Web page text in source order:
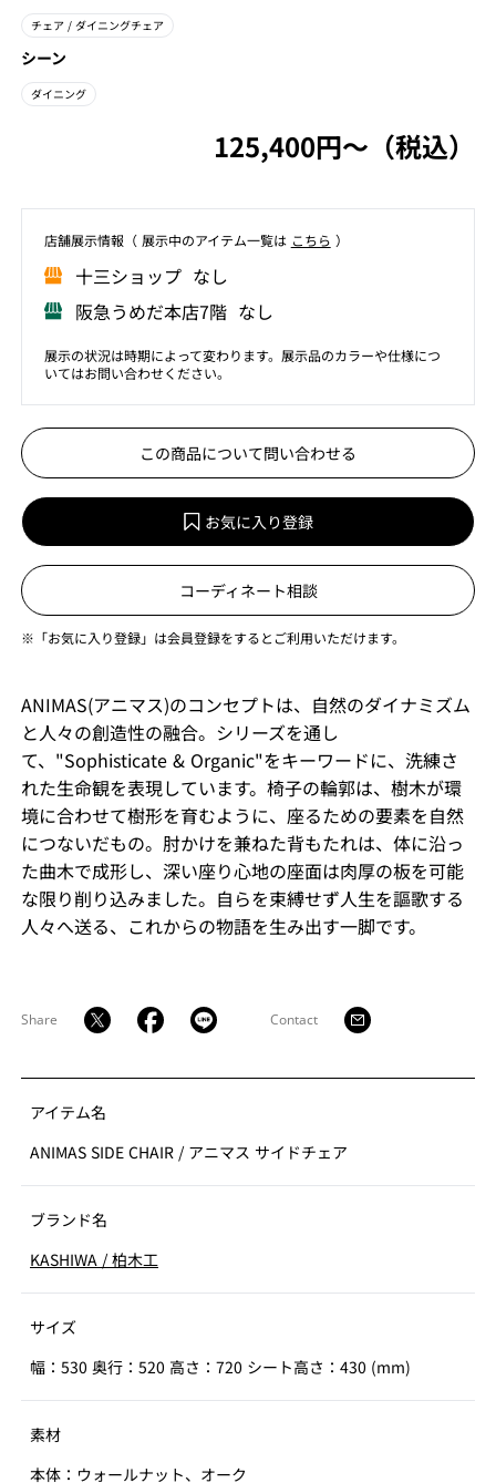
チェア / ダイニングチェア
シーン
ダイニング
125,400円〜（税込）
店舗展⽰情報（ 展⽰中のアイテム⼀覧は こちら ）
⼗三ショップ なし
阪急うめだ本店7階 なし
展示の状況は時期によって変わります。展示品のカラーや仕様につ
いてはお問い合わせください。
この商品について問い合わせる
お気に入り登録
コーディネート相談
※「お気に入り登録」は会員登録をするとご利用いただけます。
ANIMAS(アニマス)のコンセプトは、自然のダイナミズム
と人々の創造性の融合。シリーズを通し
て、"Sophisticate & Organic"をキーワードに、洗練さ
れた生命観を表現しています。椅子の輪郭は、樹木が環
境に合わせて樹形を育むように、座るための要素を自然
につないだもの。肘かけを兼ねた背もたれは、体に沿っ
た曲木で成形し、深い座り心地の座面は肉厚の板を可能
な限り削り込みました。自らを束縛せず人生を謳歌する
人々へ送る、これからの物語を生み出す一脚です。
Share Contact
アイテム名
ANIMAS SIDE CHAIR / アニマス サイドチェア
ブランド名
KASHIWA / 柏木工
サイズ
幅：530 奥行：520 高さ：720 シート高さ：430 (mm)
素材
本体：ウォールナット、オーク